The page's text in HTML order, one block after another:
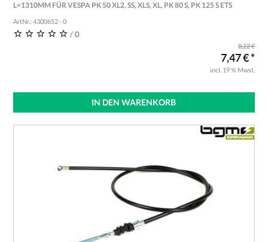
L=1310MM FÜR VESPA PK 50 XL2, SS, XLS, XL, PK 80 S, PK 125 S ETS
ArtNr.: 4300652 - 0
/ 0
8,22 €
7,47 € *
incl. 19 % Mwst.
IN DEN WARENKORB